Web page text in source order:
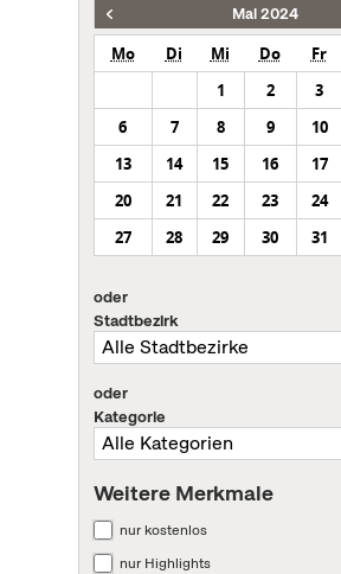
Mai 2024
Mo Di Mi Do Fr
1
2 3
6
7 8 9 10
13
14 15 16 17
20
21 22 23 24
27
28 29 30 31
oder
Stadtbezirk
oder
Kategorie
Weitere Merkmale
nur kostenlos
nur Highlights